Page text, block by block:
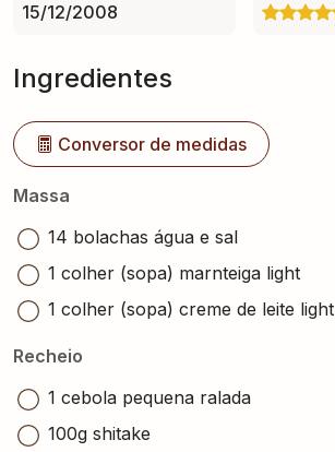
15/12/2008
Ingredientes
Conversor de medidas
Massa
14 bolachas água e sal
1 colher (sopa) marnteiga light
1 colher (sopa) creme de leite light
Recheio
1 cebola pequena ralada
100g shitake